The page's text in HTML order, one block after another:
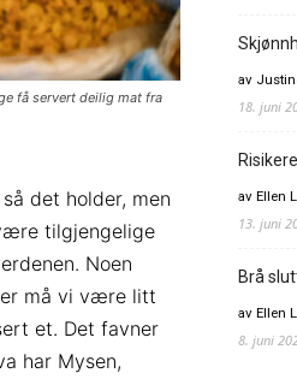
få servert deilig mat fra
det holder, men
tilgjengelige
Noen
må vi være litt
et. Det favner
har Mysen,
av
18. juni
av Ellen
13. juni
Brå
av Ellen
8. juni